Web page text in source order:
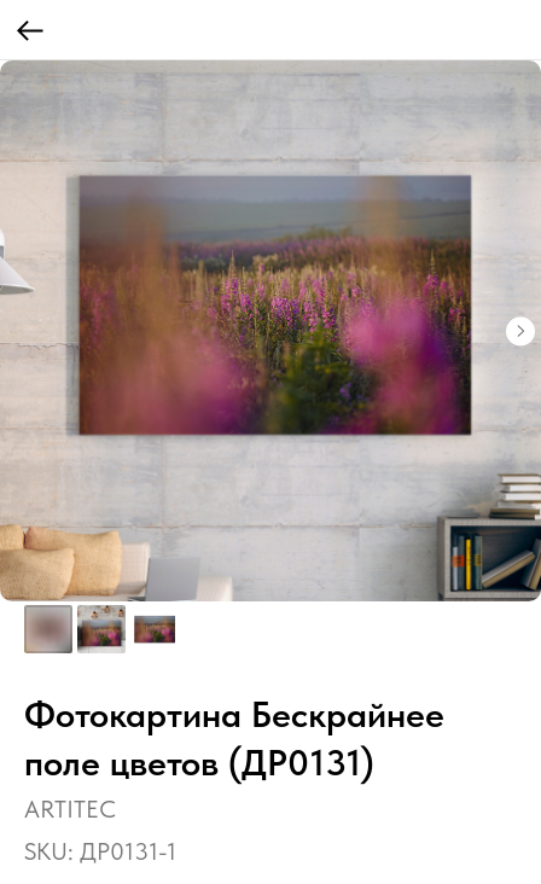
Фотокартина Бескрайнее
поле цветов (ДР0131)
ARTITEC
SKU: ДР0131-1